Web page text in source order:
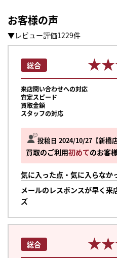
お客様の声
▼レビュー評価1229件
投稿日 2024/10/27 新橋
買取のご利用初めてのお客
気に入った点・気に入らなか
メールのレスポンスが早く来
ズ
総合
来店問い合わせへの対応
査定スピード
買取金額
スタッフの対応
総合